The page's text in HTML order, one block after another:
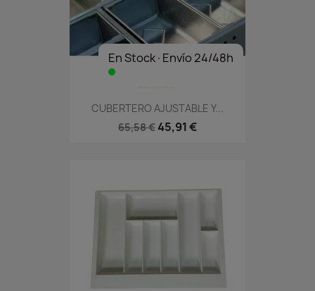
En Stock·Envío 24/48h
CUBERTERO AJUSTABLE Y...
65,58 € 45,91 €